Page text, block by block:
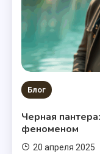
Блог
Черная
феноменом
20 апреля 2025